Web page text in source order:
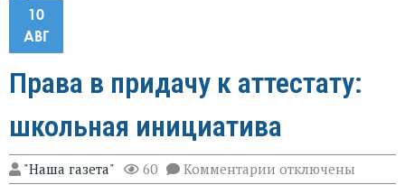
10
АВГ
Права в придачу к аттестату:
школьная инициатива
"Наша газета" 60 Комментарии к
записи
отключены